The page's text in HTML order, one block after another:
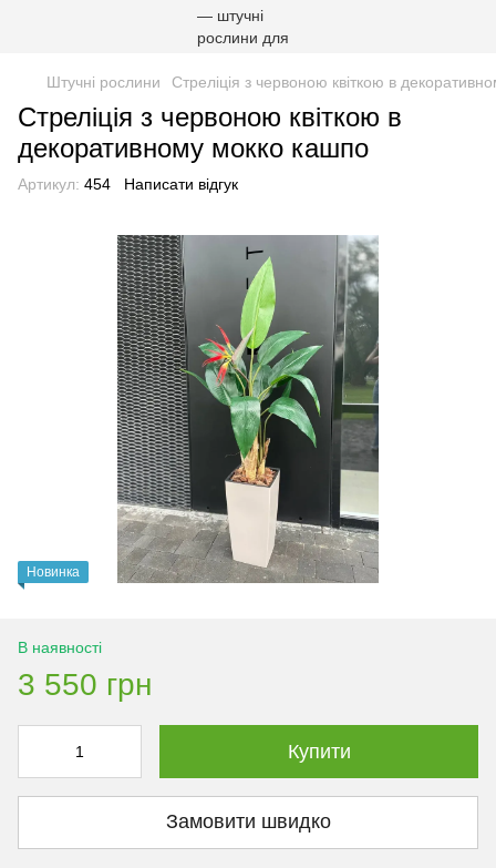
Штучні рослини Стреліція з червоною квіткою в
Стреліція з червоною квіткою в
декоративному мокко кашпо
Артикул: 454 Написати відгук
Новинка
В наявності
3 550 грн
Купити
Замовити швидко